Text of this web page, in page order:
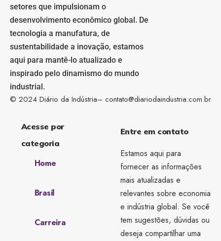
setores que impulsionam o
desenvolvimento econômico global. De
tecnologia a manufatura, de
sustentabilidade a inovação, estamos
aqui para mantê-lo atualizado e
inspirado pelo dinamismo do mundo
industrial.
© 2024 Diário da Indústria– contato@diariodaindustria.com.br
Acesse por
categoria
Home
Brasil
Carreira
Entre em contato
Estamos aqui para
fornecer as informações
mais atualizadas e
relevantes sobre economia
e indústria global. Se você
tem sugestões, dúvidas ou
deseja compartilhar uma